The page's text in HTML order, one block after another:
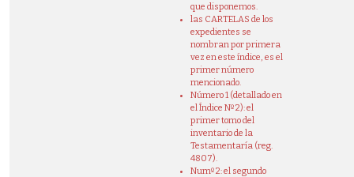
que disponemos.
las CARTELAS de los
expedientes se
nombran por primera
vez en este índice, es el
primer número
mencionado.
Número 1 (detallado en
el Índice Nº 2): el
primer tomo del
inventario de la
Testamentaría (reg.
4807).
Numº 2: el segundo